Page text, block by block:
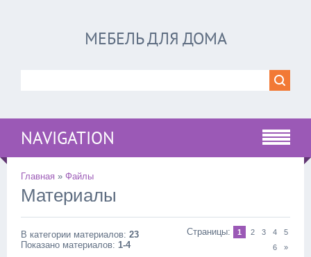
МЕБЕЛЬ ДЛЯ ДОМА
NAVIGATION
Главная » Файлы
Материалы
В категории материалов: 23
Показано материалов: 1-4
Страницы: 1 2 3 4
5
6
»